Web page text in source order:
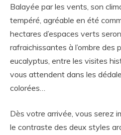
Balayée par les vents, son
tempéré, agréable en été
hectares d’espaces verts
rafraichissantes à l’ombre des
eucalyptus, entre les visites
vous attendent dans les
colorées…
Dès votre arrivée, vous serez
le contraste des deux styles